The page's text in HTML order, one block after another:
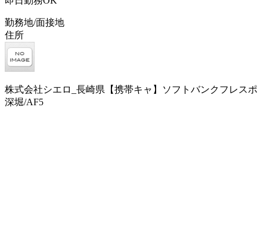
勤務地/面接地
住所
株式会社シエロ_長崎県【携帯キャ】ソフトバンクフレスポ
深堀/AF5